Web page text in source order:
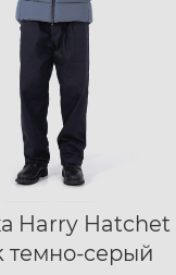
Harry Hatchet
темно-серый
S M L
XL
XXL
XXXL